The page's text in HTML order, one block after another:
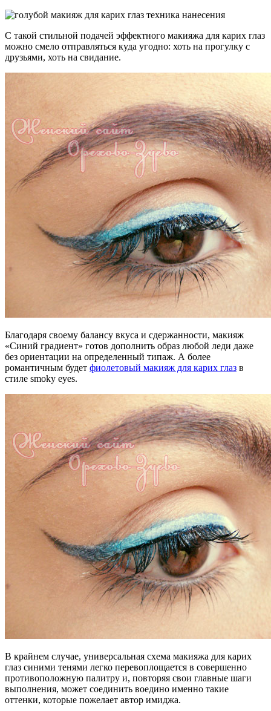
С такой стильной подачей эффектного макияжа для карих глаз
можно смело отправляться куда угодно: хоть на прогулку с
друзьями, хоть на свидание.
Благодаря своему балансу вкуса и сдержанности, макияж
«Синий градиент» готов дополнить образ любой леди даже
без ориентации на определенный типаж. А более
романтичным будет фиолетовый макияж для карих глаз в
стиле smoky eyes.
В крайнем случае, универсальная схема макияжа для карих
глаз синими тенями легко перевоплощается в совершенно
противоположную палитру и, повторяя свои главные шаги
выполнения, может соединить воедино именно такие
оттенки, которые пожелает автор имиджа.